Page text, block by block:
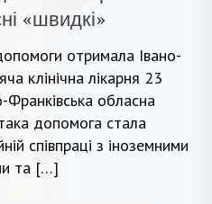
«швидкі»
отримала Івано-
клінічна лікарня 23
Франківська обласна
допомога стала
співпраці з іноземними
та […]